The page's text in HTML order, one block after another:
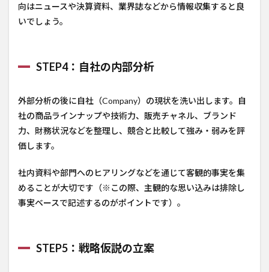
向はニュースや決算資料、業界誌などから情報収集すると良
いでしょう。
STEP4：自社の内部分析
外部分析の後に自社（Company）の現状を洗い出します。自
社の商品ラインナップや技術力、販売チャネル、ブランド
力、財務状況などを整理し、競合と比較して強み・弱みを評
価します。
社内資料や部門へのヒアリングなどを通じて客観的事実を集
めることが大切です（※この際、主観的な思い込みは排除し
事実ベースで記述するのがポイントです）。
STEP5：戦略仮説の立案